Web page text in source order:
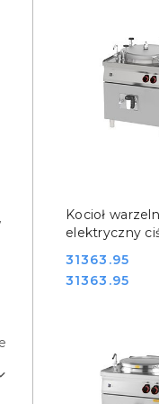
Kocioł
elektryczny
REDFOX
Cena:
31363.95
Cena:
31363.95
DO